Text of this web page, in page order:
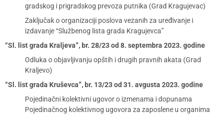
gradskog i prigradskog prevoza putnika (Grad Kragujevac)
Zaključak o organizaciji poslova vezanih za uređivanje i
izdavanje “Službenog lista grada Kragujevca”
“Sl. list grada Kraljeva”, br. 28/23 od 8. septembra 2023. godine
Odluka o objavljivanju opštih i drugih pravnih akata (Grad
Kraljevo)
“Sl. list grada Kruševca”, br. 13/23 od 31. avgusta 2023. godine
Pojedinačni kolektivni ugovor o izmenama i dopunama
Pojedinačnog kolektivnog ugovora za zaposlene u organima